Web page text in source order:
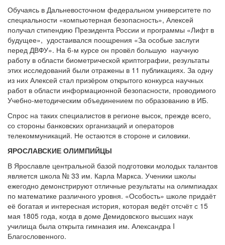
Обучаясь в Дальневосточном федеральном университете по
специальности «компьютерная безопасность», Алексей
получал стипендию Президента России и программы «Лифт в
будущее», удостаивался поощрения «За особые заслуги
перед ДВФУ». На 6-м курсе он провёл большую научную
работу в области биометрической криптографии, результаты
этих исследований были отражены в 11 публикациях. За одну
из них Алексей стал призёром открытого конкурса научных
работ в области информационной безопасности, проводимого
Учебно-методическим объединением по образованию в ИБ.
Спрос на таких специалистов в регионе высок, прежде всего,
со стороны банковских организаций и операторов
телекоммуникаций. Не остаются в стороне и силовики.
ЯРОСЛАВСКИЕ ОЛИМПИЙЦЫ
В Ярославле центральной базой подготовки молодых талантов
является школа № 33 им. Карла Маркса. Ученики школы
ежегодно демонстрируют отличные результаты на олимпиадах
по математике различного уровня. «Особость» школе придаёт
её богатая и интересная история, которая ведёт отсчёт с 15
мая 1805 года, когда в доме Демидовского высших наук
училища была открыта гимназия им. Александра I
Благословенного.